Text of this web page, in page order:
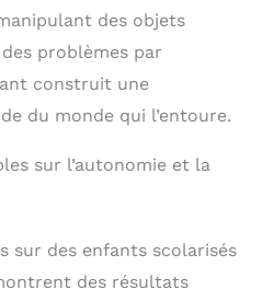
des objets
problèmes par
construit une
du monde qui l’entoure.
sur l’autonomie et la
sur des enfants scolarisés
des résultats